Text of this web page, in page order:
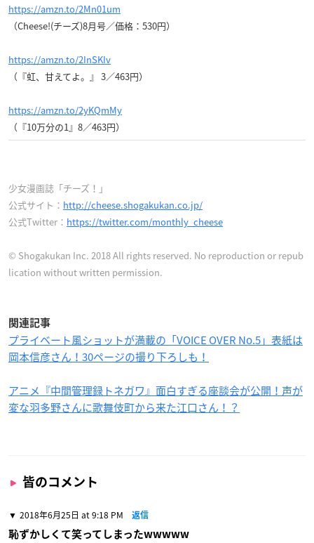
https://amzn.to/2Mn01um
（Cheese!(チーズ)8月号／価格：530円）
https://amzn.to/2InSKIv
（『虹、甘えてよ。』 3／463円）
https://amzn.to/2yKQmMy
（『10万分の1』8／463円）
少女漫画誌「チーズ！」
公式サイト： http://cheese.shogakukan.co.jp/
公式Twitter： https://twitter.com/monthly_cheese
© Shogakukan Inc. 2018 All rights reserved. No reproduction or repub
lication without written permission.
関連記事
プライベート風ショットが満載の「VOICE OVER No.5」表紙は
岡本信彦さん！30ページの撮り下ろしも！
アニメ『中間管理録トネガワ』面白すぎる座談会が公開！声が
変な羽多野さんに歌舞伎町から来た江口さん！？
皆のコメント
2018年6月25日 at 9:18 PM 返信
恥ずかしくて笑ってしまったwwwww